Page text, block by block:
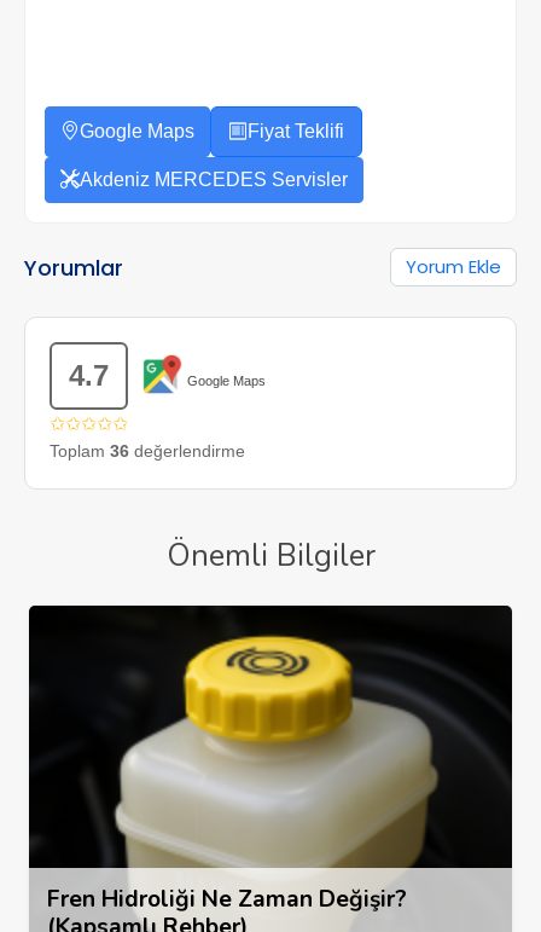
Google Maps Fiyat Teklifi
Akdeniz MERCEDES Servisler
Yorumlar Yorum Ekle
4.7 Google Maps
✩✩✩✩✩
Toplam 36 değerlendirme
Önemli Bilgiler
Fren Hidroliği Ne Zaman Değişir?